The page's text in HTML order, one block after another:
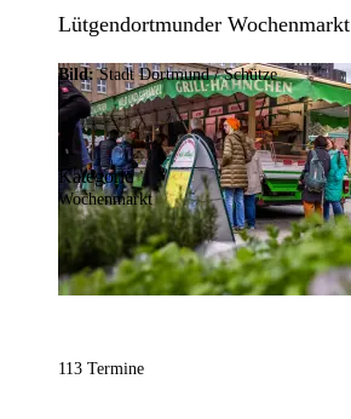
Lütgendortmunder Wochenmarkt
Bild:Stadt Dortmund / Schütze
Kategorie
Wochenmarkt
113 Termine